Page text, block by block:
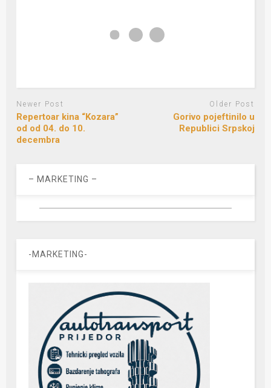
Newer Post
Repertoar kina “Kozara”
od od 04. do 10.
decembra
Older Post
Gorivo pojeftinilo u
Republici Srpskoj
– MARKETING –
-MARKETING-